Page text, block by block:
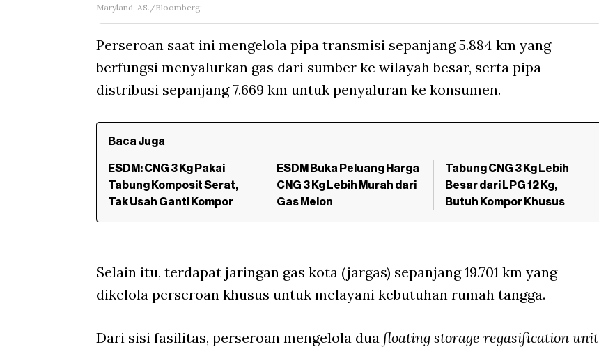
Maryland, AS./Bloomberg
Perseroan saat ini mengelola pipa transmisi sepanjang 5.884 km yang
berfungsi menyalurkan gas dari sumber ke wilayah besar, serta pipa
distribusi sepanjang 7.669 km untuk penyaluran ke konsumen.
Baca Juga
ESDM: CNG 3 Kg Pakai
Tabung Komposit Serat,
Tak Usah Ganti Kompor
ESDM Buka Peluang Harga
CNG 3 Kg Lebih Murah dari
Gas Melon
Tabung CNG 3 Kg Lebih
Besar dari LPG 12 Kg,
Butuh Kompor Khusus
Selain itu, terdapat jaringan gas kota (jargas) sepanjang 19.701 km yang
dikelola perseroan khusus untuk melayani kebutuhan rumah tangga.
Dari sisi fasilitas, perseroan mengelola dua floating storage regasification unit